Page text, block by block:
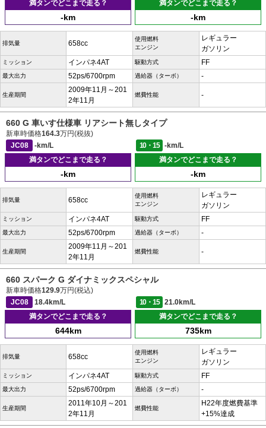
満タンでどこまで走る？
-km
満タンでどこまで走る？
-km
排気量 658cc
使用燃料
エンジン
レギュラー
ガソリン
ミッション インパネ4AT 駆動方式 FF
最大出力 52ps/6700rpm 過給器（ターボ） -
生産期間
2009年11月～201
2年11月
燃費性能 -
660 G 車いす仕様車 リアシート無しタイプ
新車時価格164.3万円(税抜)
JC08
-km/L 10・15
-km/L
満タンでどこまで走る？
-km
満タンでどこまで走る？
-km
排気量 658cc
使用燃料
エンジン
レギュラー
ガソリン
ミッション インパネ4AT 駆動方式 FF
最大出力 52ps/6700rpm 過給器（ターボ） -
生産期間
2009年11月～201
2年11月
燃費性能 -
660 スパーク G ダイナミックスペシャル
新車時価格129.9万円(税込)
JC08
18.4km/L 10・15
21.0km/L
満タンでどこまで走る？
644km
満タンでどこまで走る？
735km
排気量 658cc
使用燃料
エンジン
レギュラー
ガソリン
ミッション インパネ4AT 駆動方式 FF
最大出力 52ps/6700rpm 過給器（ターボ） -
生産期間
2011年10月～201
2年11月
燃費性能
H22年度燃費基準
+15%達成